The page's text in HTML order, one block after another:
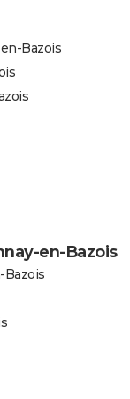
Bazois
en-Bazois